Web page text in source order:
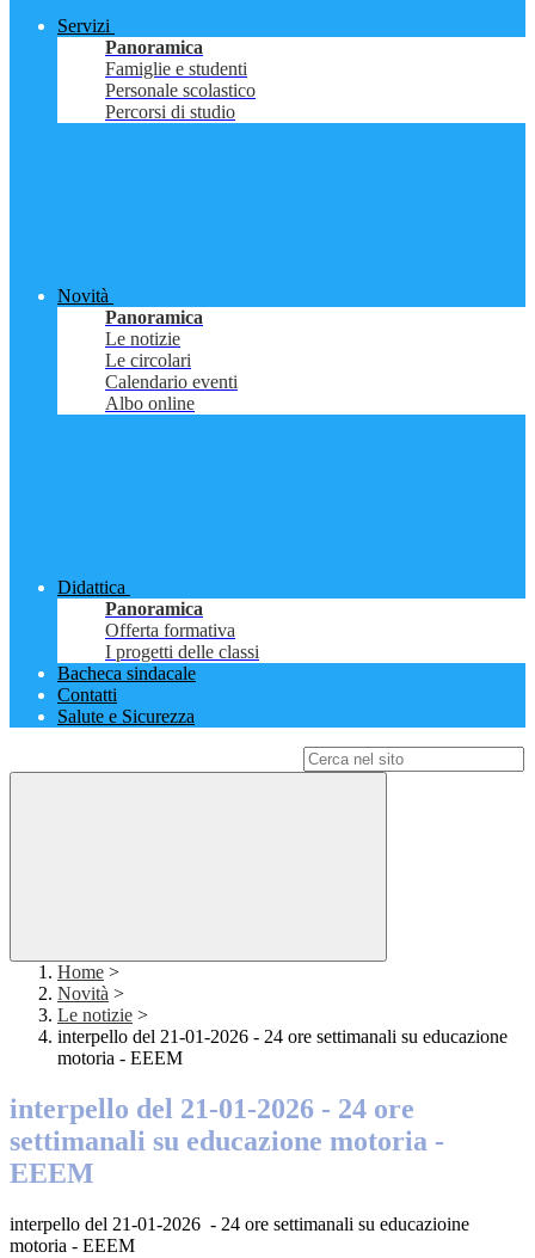
Servizi
Panoramica
Famiglie e studenti
Personale scolastico
Percorsi di studio
Novità
Panoramica
Le notizie
Le circolari
Calendario eventi
Albo online
Didattica
Panoramica
Offerta formativa
I progetti delle classi
Bacheca sindacale
Contatti
Salute e Sicurezza
Home >
Novità >
Le notizie >
interpello del 21-01-2026 - 24 ore settimanali su educazione
motoria - EEEM
interpello del 21-01-2026 - 24 ore
settimanali su educazione motoria -
EEEM
interpello del 21-01-2026 - 24 ore settimanali su educazioine
motoria - EEEM